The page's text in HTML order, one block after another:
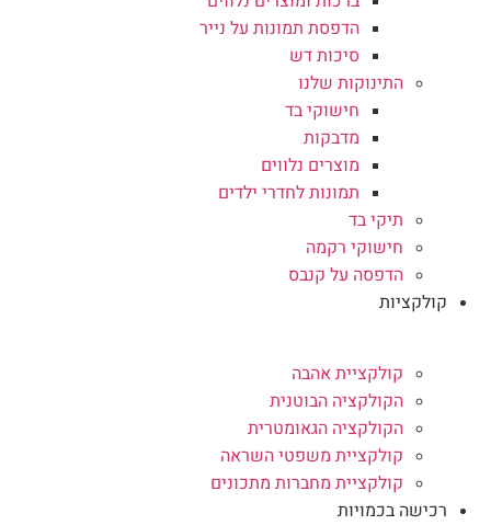
הדפסת תמונות על נייר
סיכות דש
התינוקות שלנו
חישוקי בד
מדבקות
מוצרים נלווים
תמונות לחדרי ילדים
תיקי בד
חישוקי רקמה
הדפסה על קנבס
קולקציות
קולקציית אהבה
הקולקציה הבוטנית
הקולקציה הגאומטרית
קולקציית משפטי השראה
קולקציית מחברות מתכונים
רכישה בכמויות